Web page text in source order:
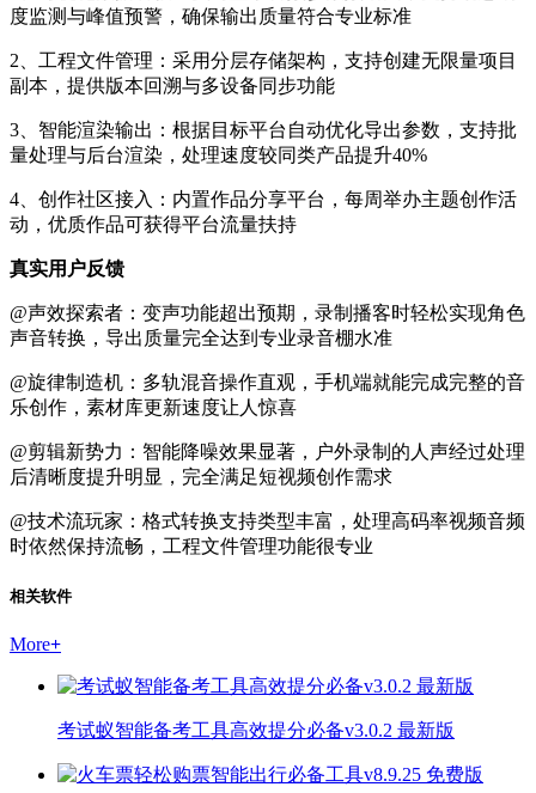
度监测与峰值预警，确保输出质量符合专业标准
2、工程文件管理：采用分层存储架构，支持创建无限量项目
副本，提供版本回溯与多设备同步功能
3、智能渲染输出：根据目标平台自动优化导出参数，支持批
量处理与后台渲染，处理速度较同类产品提升40%
4、创作社区接入：内置作品分享平台，每周举办主题创作活
动，优质作品可获得平台流量扶持
真实用户反馈
@声效探索者：变声功能超出预期，录制播客时轻松实现角色
声音转换，导出质量完全达到专业录音棚水准
@旋律制造机：多轨混音操作直观，手机端就能完成完整的音
乐创作，素材库更新速度让人惊喜
@剪辑新势力：智能降噪效果显著，户外录制的人声经过处理
后清晰度提升明显，完全满足短视频创作需求
@技术流玩家：格式转换支持类型丰富，处理高码率视频音频
时依然保持流畅，工程文件管理功能很专业
相关软件
More+
考试蚁智能备考工具高效提分必备v3.0.2 最新版